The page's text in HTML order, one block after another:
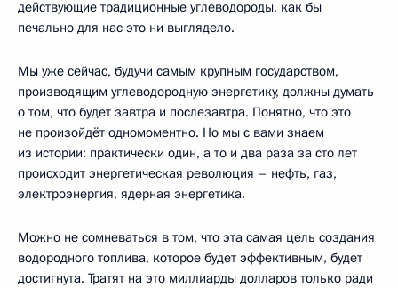
действующие традиционные углеводороды, как бы
печально для нас это ни выглядело.
Мы уже сейчас, будучи самым крупным государством,
производящим углеводородную энергетику, должны думать
о том, что будет завтра и послезавтра. Понятно, что это
не произойдёт одномоментно. Но мы с вами знаем
из истории: практически один, а то и два раза за сто лет
происходит энергетическая революция – нефть, газ,
электроэнергия, ядерная энергетика.
Можно не сомневаться в том, что эта самая цель создания
водородного топлива, которое будет эффективным, будет
достигнута. Тратят на это миллиарды долларов только ради